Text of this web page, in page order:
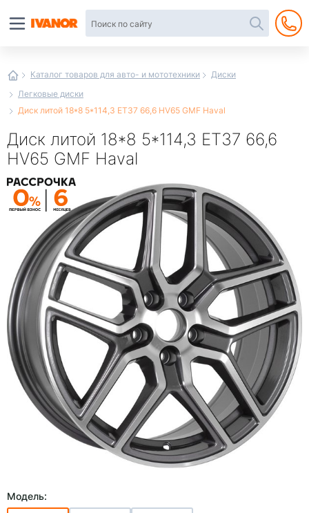
Каталог товаров для авто- и мототехники
Диски
Легковые диски
Диск литой 18*8 5*114,3 ET37 66,6 HV65 GMF Haval
Диск литой 18*8 5*114,3 ET37 66,6
HV65 GMF Haval
Модель:
интернет-